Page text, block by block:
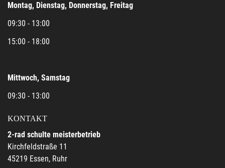
Montag, Dienstag, Donnerstag, Freitag
09:30 - 13:00
15:00 - 18:00
Mittwoch, Samstag
09:30 - 13:00
KONTAKT
2-rad schulte meisterbetrieb
Kirchfeldstraße 11
45219 Essen, Ruhr